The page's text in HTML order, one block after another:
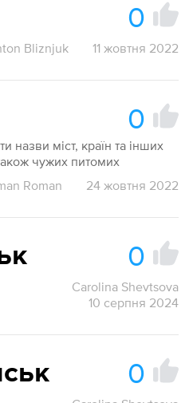
0
Bliznjuk 11 жовтня 2022
0
назви міст, країн та інших
чужих питомих
Roman 24 жовтня 2022
0
Carolina Shevtsova
10 серпня 2024
0